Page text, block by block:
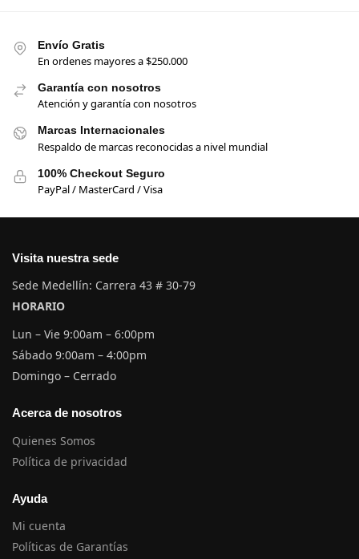
Envío Gratis
En ordenes mayores a $250.000
Garantía con nosotros
Atención y garantía con nosotros
Marcas Internacionales
Respaldo de marcas reconocidas a nivel mundial
100% Checkout Seguro
PayPal / MasterCard / Visa
Visita nuestra sede
Sede Medellín: Carrera 43 # 30-79
HORARIO
Lun – Vie 9:00am – 6:00pm
Sábado 9:00am – 4:00pm
Domingo – Cerrado
Acerca de nosotros
Quienes Somos
Política de privacidad
Ayuda
Mi cuenta
Políticas de Garantías